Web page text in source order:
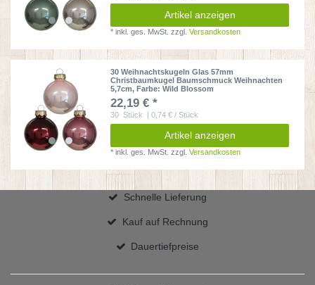
Artikel anzeigen
*inkl. ges. MwSt. zzgl.Versandkosten
30 Weihnachtskugeln Glas 57mm
Christbaumkugel Baumschmuck Weihnachten
5,7cm, Farbe: Wild Blossom
22,19 € *
30 Stück | 0,74 € / Stück
Artikel anzeigen
*inkl. ges. MwSt. zzgl.Versandkosten
Schnelle Lieferung
Kauf auf Rechnung
Dauertiefpreise